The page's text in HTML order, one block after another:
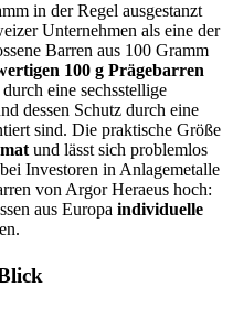
in der Regel ausgestanzt
Unternehmen als eine der
Barren aus 100 Gramm
100 g Prägebarren
eine sechsstellige
dessen Schutz durch eine
sind. Die praktische Größe
und lässt sich problemlos
Investoren in Anlagemetalle
von Argor Heraeus hoch:
aus Europa individuelle